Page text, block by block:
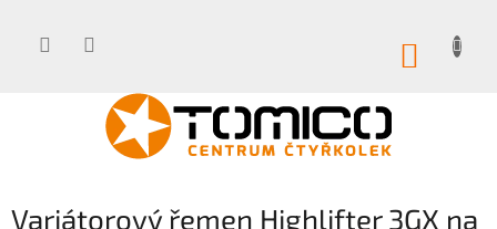
Variátorový řemen Highlifter 3GX na